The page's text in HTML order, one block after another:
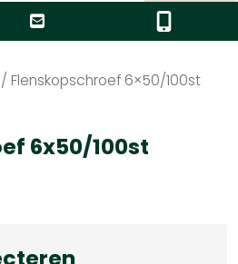
/ Flenskopschroef 6×50/100st
6x50/100st